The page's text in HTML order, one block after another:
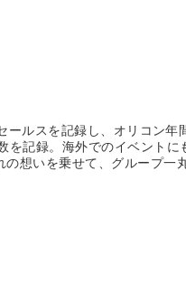
ルスを記録し、オリコン年
記録。海外でのイベントに
想いを乗せて、グループ一